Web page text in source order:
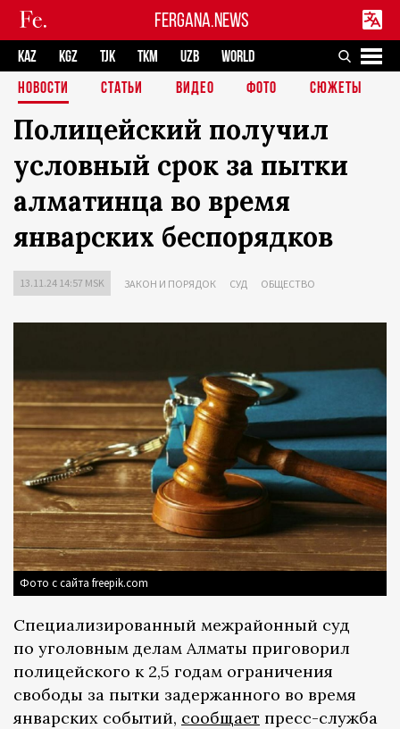
FERGANA.NEWS
KAZ KGZ TJK TKM UZB
WORLD
НОВОСТИ
СТАТЬИ ВИДЕО ФОТО СЮЖЕТЫ
Полицейский получил
условный срок за пытки
алматинца во время
январских беспорядков
13.11.24 14:57 MSK ЗАКОН И ПОРЯДОК СУД ОБЩЕСТВО
Фото с сайта freepik.com
Специализированный межрайонный суд
по уголовным делам Алматы приговорил
полицейского к 2,5 годам ограничения
свободы за пытки задержанного во время
январских событий, сообщает пресс-служба